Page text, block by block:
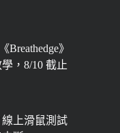
Breathedge》
，8/10 截止
上滑鼠測試